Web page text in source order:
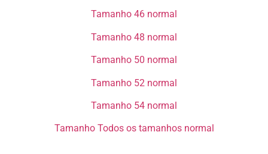
Tamanho 46 normal​​
Tamanho 48 normal​​
Tamanho 50 normal​​
Tamanho 52 normal​​
Tamanho 54 normal​​
Tamanho Todos os tamanhos normal​​